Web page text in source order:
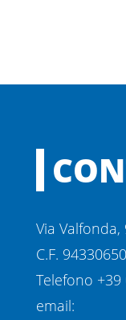
Via Valfonda,
C.F.
Telefono +39
email: